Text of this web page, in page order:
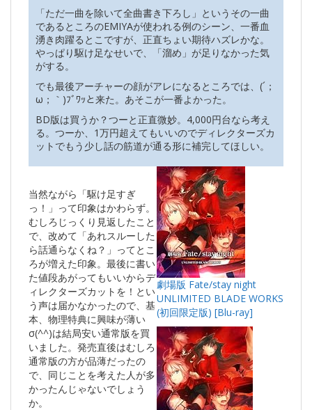
「ただ一曲を除いて全曲書き下ろし」というその一曲
であるところのEMIYAが使われる例のシーン、一番血
湧き肉躍るとこですが、正直ちょい期待ハズレかな。
やっぱり駆け足なせいで、「溜め」が足りなかった気
がする。
でも最後アーチャーの顔がアレになるところでは、(´；
ω；｀)ﾌﾞﾜｯと来た。あそこが一番よかった。
BD版は買うか？つーと正直微妙。4,000円台なら考え
る。つーか、1万円超えてもいいのでディレクターズカ
ットでもう少し話の筋道が通る形に補完してほしい。
劇場版 Fate/stay night
UNLIMITED BLADE WORKS
(初回限定版) [Blu-ray]
当然ながら「駆け足すぎ
っ！」って印象はかわらず。
むしろじっくり見返したこと
で、改めて「あれスルーした
ら話通らなくね？」ってとこ
ろが増えた印象。最後に書い
た値段あがってもいいからデ
ィレクターズカットを！とい
う声は届かなかったので、基
本、物理特典に興味が薄い
σ(^^)は結局安い通常版を買
いました。発売直後はむしろ
通常版の方が品薄だったの
で、同じことを考えた人が多
かったんじゃないでしょう
か。